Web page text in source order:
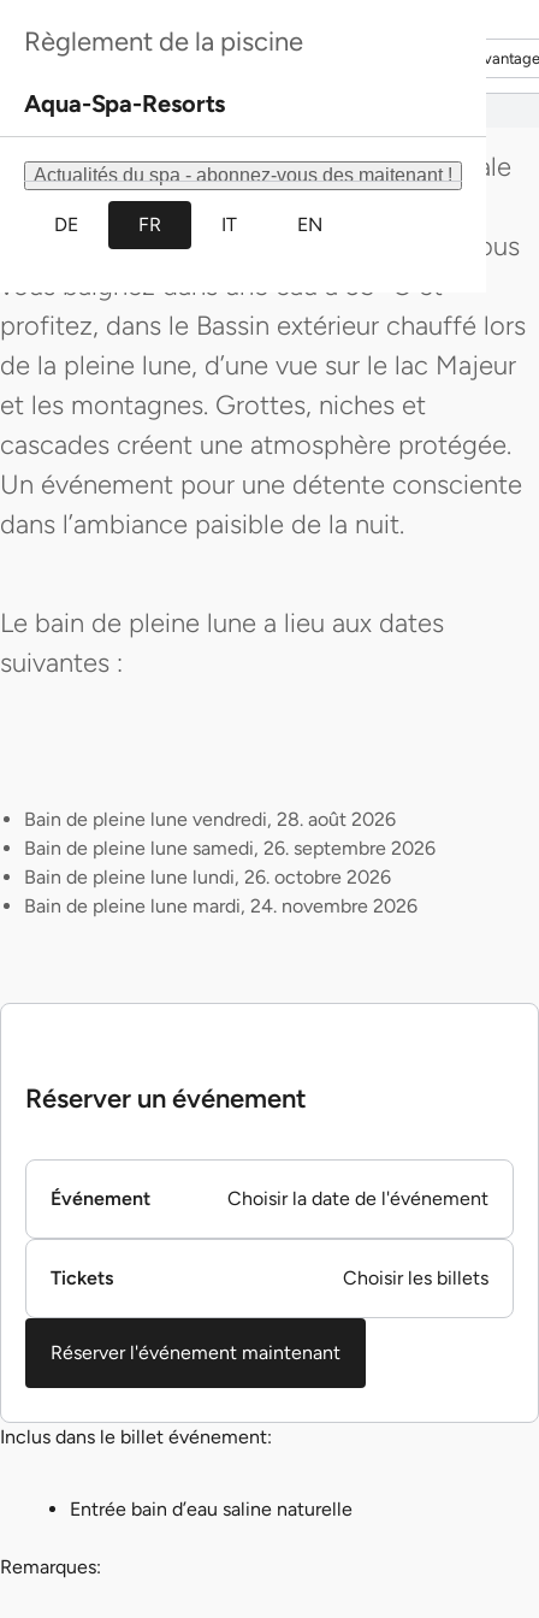
Découvrir davantage
Découvrir davantage Découvrir
Règlement de la piscine
Aqua-Spa-Resorts
Actualités du spa - abonnez-vous des maitenant !
DE FR IT EN
atmosphère paisible, profonde et une
sensation de bien-être unique.
Le bain de pleine lune associe eau thermale
chaude naturelle, architecture et paysage
pour une expérience bien-être intense. Vous
vous baignez dans une eau à 35 °C et
profitez, dans le Bassin extérieur chauffé lors
de la pleine lune, d’une vue sur le lac Majeur
et les montagnes. Grottes, niches et
cascades créent une atmosphère protégée.
Un événement pour une détente consciente
dans l’ambiance paisible de la nuit.
Le bain de pleine lune a lieu aux dates
suivantes :
Bain de pleine lune vendredi, 28. août 2026
Bain de pleine lune samedi, 26. septembre 2026
Bain de pleine lune lundi, 26. octobre 2026
Bain de pleine lune mardi, 24. novembre 2026
Inclus dans le billet événement:
Entrée bain d’eau saline naturelle
Remarques:
Réserver un événement
Événement Choisir la date de l'événement
Tickets Choisir les billets
Réserver l'événement maintenant